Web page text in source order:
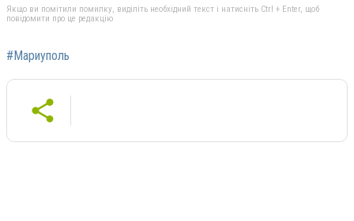
Якщо ви помітили помилку, виділіть необхідний текст і натисніть Ctrl + Enter, щоб
повідомити про це редакцію
#Мариуполь